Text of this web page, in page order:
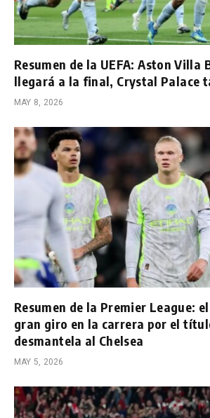
Resumen de la UEFA: Aston Villa
llegará a la final, Crystal Palace
MAY 8, 2026
Resumen de la Premier League:
gran giro en la carrera por el
desmantela al Chelsea
MAY 5, 2026